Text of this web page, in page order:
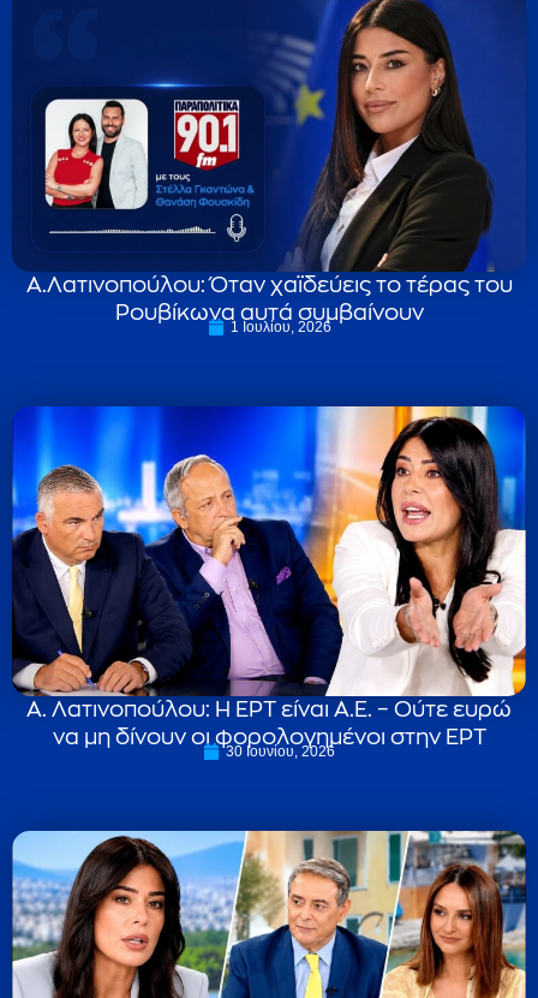
Α.Λατινοπούλου: Όταν χαϊδεύεις το τέρας του
Ρουβίκωνα αυτά συμβαίνουν
1 Ιουλίου, 2026
Α. Λατινοπούλου: Η ΕΡΤ είναι Α.Ε. – Ούτε ευρώ
να μη δίνουν οι φορολογημένοι στην ΕΡΤ
30 Ιουνίου, 2026